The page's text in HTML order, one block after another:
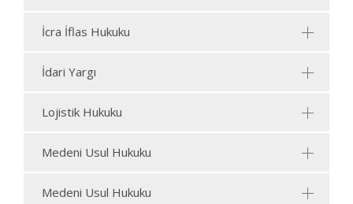
İcra İflas Hukuku
İdari Yargı
Lojistik Hukuku
Medeni Usul Hukuku
Medeni Usul Hukuku